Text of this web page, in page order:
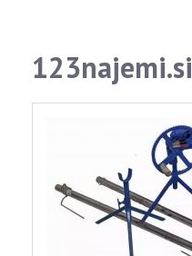
123najemi.si